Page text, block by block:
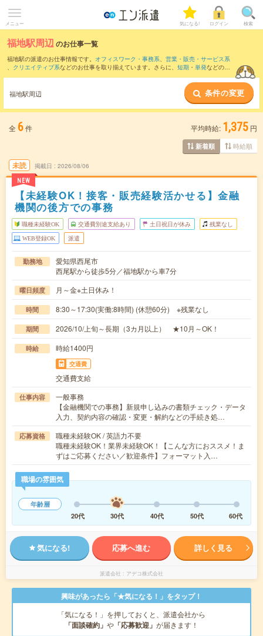
メニュー 気になる! ログイン 検索
福地駅周辺のお仕事一覧
福地駅の派遣のお仕事情報です。 オフィスワーク・事務系、 営業・販売・サービス系
、 クリエイティブ系などのお仕事を取り揃えています。さらに、 短期 ・ 単発などの期
また、三河安城駅
など近隣駅のお仕事
もご確認いただけます。
福地駅周辺 条件の変更
全 6件 平均時給: 1,375 円
新着順 時給順
未読
NEW
掲載日 2026/08/06
【未経験OK！接客・販売経験活かせる】金融
機関の後方での事務
職種未経験OK 交通費別途支給あり 土日祝日が休み 残業なし
WEB登録OK 派遣
勤務地
愛知県西尾市
西尾駅から徒歩5分／福地駅から車7分
曜日頻度 月～金※土日休み！
時間 8:30～17:30(実働:8時間) (休憩60分) ※残業なし
期間 2026/10/上旬～長期（3カ月以上） ★10月～OK！
時給 時給1400円
交通費
交通費支給
仕事内容
一般事務
【金融機関での事務】新規申し込みの書類チェック・データ
入力、契約内容の確認・変更・解約などの手続き処…
応募資格
職種未経験OK / 英語力不要
職種未経験OK！業界未経験OK！【こんな方におススメ！ま
ずはご応募ください／歓迎条件】フォーマット入…
職場の雰囲気
年齢層
20代
30代 40代 50代 60代
気になる! 応募へ進む 詳しく見る
派遣会社 アデコ株式会社
興味があったら「★気になる！」をタップ！
「気になる！」を押しておくと、派遣会社から
「面談確約」 や 「応募歓迎」 が届きます！